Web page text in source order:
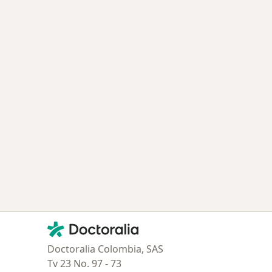
Contacto
Doctoralia - Página de inicio
Doctoralia Colombia, SAS
Tv 23 No. 97 - 73